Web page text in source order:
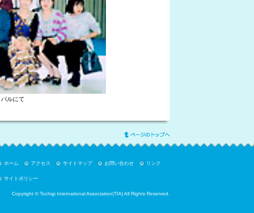
ルにて
ホーム アクセス サイトマップ お問い合わせ リンク
サイトポリシー
Copyright © Tochigi International Association(TIA) All Rights Reserved.